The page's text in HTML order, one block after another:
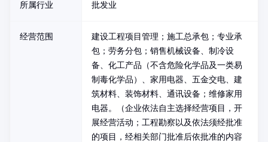
所属行业 批发业
经营范围
建设工程项目管理；施工总承包；专业承
包；劳务分包；销售机械设备、制冷设
备、化工产品（不含危险化学品及一类易
制毒化学品）、家用电器、五金交电、建
筑材料、装饰材料、通讯设备；维修家用
电器。（企业依法自主选择经营项目，开
展经营活动；工程勘察以及依法须经批准
的项目，经相关部门批准后依批准的内容